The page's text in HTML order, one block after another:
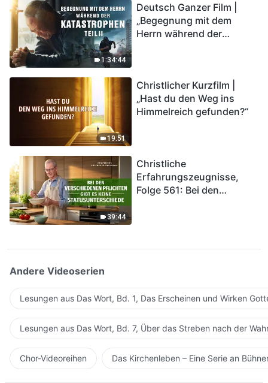
1:34:44
Deutsch Ganzer Film |
„Begegnung mit dem
Herrn während der
in das Königreich Gottes
eintreten?
19:51
Christlicher Kurzfilm |
„Hast du den Weg ins
Himmelreich gefunden?“
39:44
Christliche
Erfahrungszeugnisse,
Folge 561: Bei den
Andere Videoserien
Lesungen aus Das Wort, Bd. 1, Das Erscheinen und Wirken
Lesungen aus Das Wort, Bd. 7, Über das Streben nach der
Chor-Videoreihen Das Kirchenleben – Eine Serie an